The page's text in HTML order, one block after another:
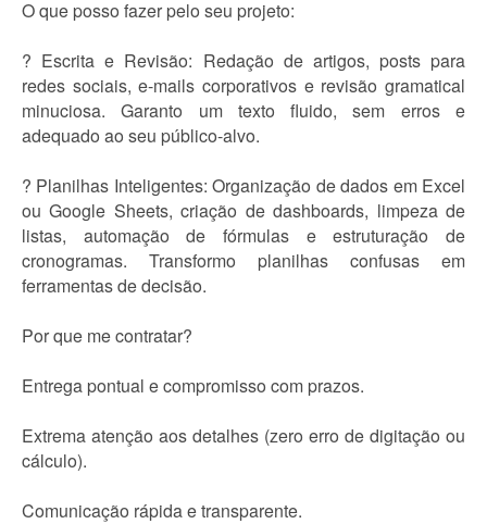
O que posso fazer pelo seu projeto:
? Escrita e Revisão: Redação de artigos, posts para
redes sociais, e-mails corporativos e revisão gramatical
minuciosa. Garanto um texto fluido, sem erros e
adequado ao seu público-alvo.
? Planilhas Inteligentes: Organização de dados em Excel
ou Google Sheets, criação de dashboards, limpeza de
listas, automação de fórmulas e estruturação de
cronogramas. Transformo planilhas confusas em
ferramentas de decisão.
Por que me contratar?
Entrega pontual e compromisso com prazos.
Extrema atenção aos detalhes (zero erro de digitação ou
cálculo).
Comunicação rápida e transparente.